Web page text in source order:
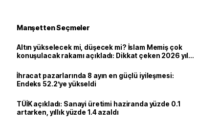
Manşetten Seçmeler
Altın yükselecek mi, düşecek mi? İslam Memiş çok
konuşulacak rakamı açıkladı: Dikkat çeken 2026 yıl
İhracat pazarlarında 8 ayın en güçlü iyileşmesi:
Endeks 52.2’ye yükseldi
TÜİK açıkladı: Sanayi üretimi haziranda yüzde 0.1
artarken, yıllık yüzde 1.4 azaldı